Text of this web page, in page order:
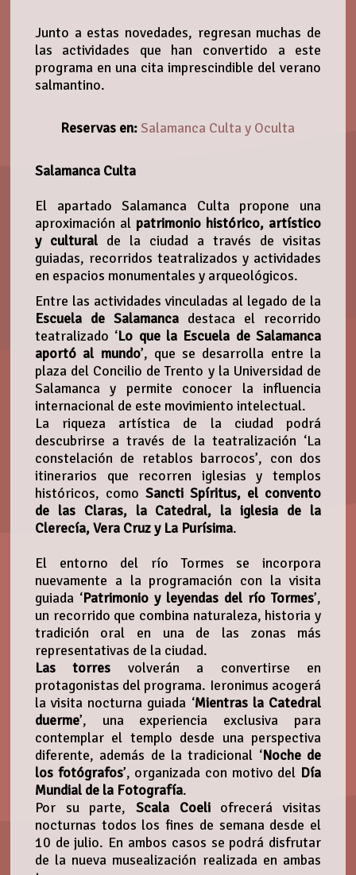
Junto a estas novedades, regresan muchas de
las actividades que han convertido a este
programa en una cita imprescindible del verano
salmantino.
Reservas en:Salamanca Culta y Oculta
Salamanca Culta
El apartado Salamanca Culta propone una
aproximación al patrimonio histórico, artístico
y cultural de la ciudad a través de visitas
guiadas, recorridos teatralizados y actividades
en espacios monumentales y arqueológicos.
Entre las actividades vinculadas al legado de la
Escuela de Salamancadestaca el recorrido
teatralizado ‘Lo que la Escuela de Salamanca
aportó al mundo’, que se desarrolla entre la
plaza del Concilio de Trento y la Universidad de
Salamanca y permite conocer la influencia
internacional de este movimiento intelectual.
La riqueza artística de la ciudad podrá
descubrirse a través de la teatralización ‘La
constelación de retablos barrocos’, con dos
itinerarios que recorren iglesias y templos
históricos, como Sancti Spíritus, el convento
de las Claras, la Catedral, la iglesia de la
Clerecía, Vera Cruz y La Purísima.
El entorno del río Tormes se incorpora
nuevamente a la programación con la visita
guiada ‘Patrimonio y leyendas del río Tormes’,
un recorrido que combina naturaleza, historia y
tradición oral en una de las zonas más
representativas de la ciudad.
Las torres volverán a convertirse en
protagonistas del programa. Ieronimus acogerá
la visita nocturna guiada ‘Mientras la Catedral
duerme’, una experiencia exclusiva para
contemplar el templo desde una perspectiva
diferente, además de la tradicional ‘Noche de
los fotógrafos’, organizada con motivo del Día
Mundial de la Fotografía.
Por su parte, Scala Coeliofrecerá visitas
nocturnas todos los fines de semana desde el
10 de julio. En ambos casos se podrá disfrutar
de la nueva musealización realizada en ambas